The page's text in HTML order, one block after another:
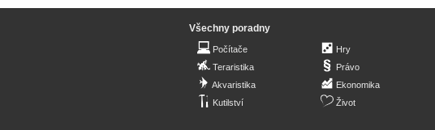
Všechny poradny
Počítače
Teraristika
Akvaristika
Kutilství
Hry
Právo
Ekonomika
Život